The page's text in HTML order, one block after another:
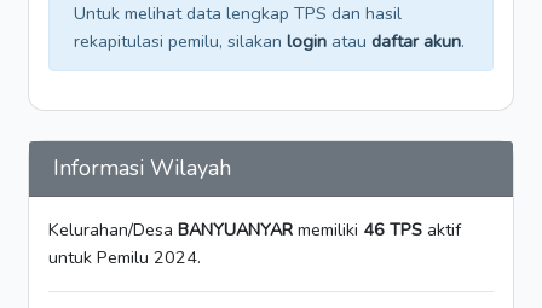
Untuk melihat data lengkap TPS dan hasil
rekapitulasi pemilu, silakan login atau daftar akun.
Informasi Wilayah
Kelurahan/Desa BANYUANYAR memiliki 46 TPS aktif
untuk Pemilu 2024.